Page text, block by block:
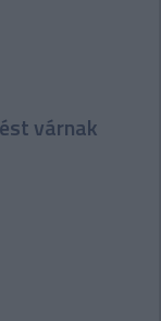
várnak